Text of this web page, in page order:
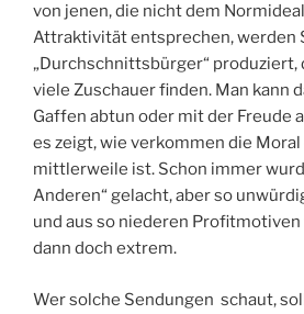
von jenen, die nicht dem
Attraktivität entsprechen, werden
„Durchschnittsbürger“
viele Zuschauer finden. Man kann
Gaffen abtun oder mit der Freude
es zeigt, wie verkommen die
mittlerweile ist. Schon immer
Anderen“ gelacht, aber so
und aus so niederen
dann doch extrem.
Wer solche Sendungen schaut,